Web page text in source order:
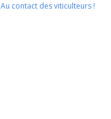
Au contact des viticulteurs !